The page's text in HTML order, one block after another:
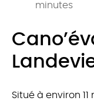
minutes
Situé à environ